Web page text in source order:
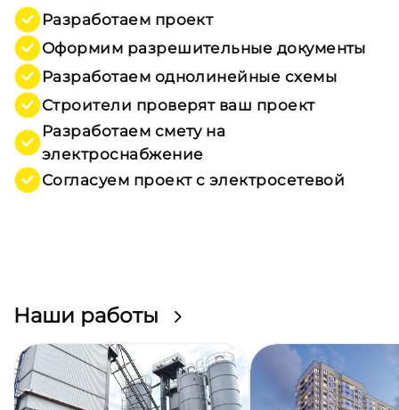
Разработаем проект
Оформим разрешительные документы
Разработаем однолинейные схемы
Строители проверят ваш проект
Разработаем смету на
электроснабжение
Согласуем проект с электросетевой
Наши работы